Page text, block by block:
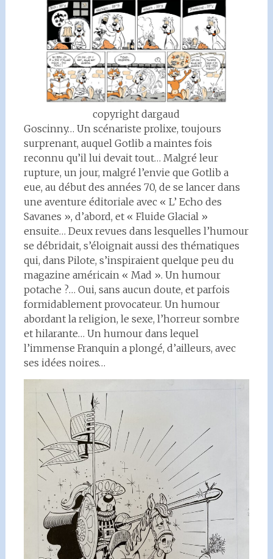
copyright dargaud
Goscinny… Un scénariste prolixe, toujours
surprenant, auquel Gotlib a maintes fois
reconnu qu’il lui devait tout… Malgré leur
rupture, un jour, malgré l’envie que Gotlib a
eue, au début des années 70, de se lancer dans
une aventure éditoriale avec « L’ Echo des
Savanes », d’abord, et « Fluide Glacial »
ensuite… Deux revues dans lesquelles l’humour
se débridait, s’éloignait aussi des thématiques
qui, dans Pilote, s’inspiraient quelque peu du
magazine américain « Mad ». Un humour
potache ?… Oui, sans aucun doute, et parfois
formidablement provocateur. Un humour
abordant la religion, le sexe, l’horreur sombre
et hilarante… Un humour dans lequel
l’immense Franquin a plongé, d’ailleurs, avec
ses idées noires…